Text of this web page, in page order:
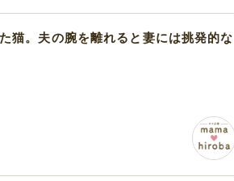
猫。夫の腕を離れると妻には挑発的な